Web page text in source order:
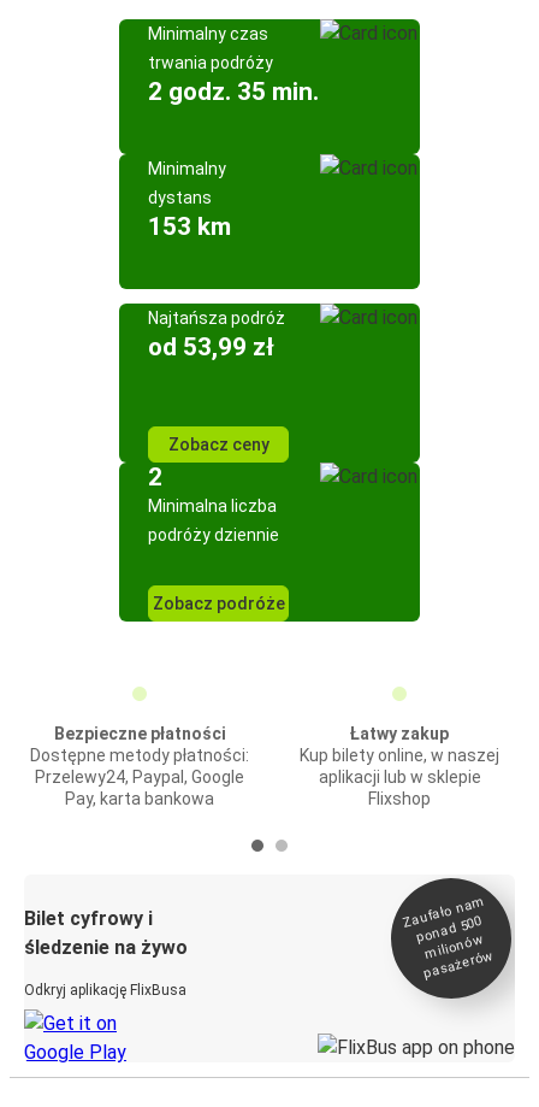
Minimalny czas
trwania podróży
2 godz. 35 min.
Minimalny
dystans
153 km
Najtańsza podróż
od 53,99 zł
Zobacz ceny
2
Minimalna liczba
podróży dziennie
Zobacz podróże
Bezpieczne płatności
Dostępne metody płatności:
Przelewy24, Paypal, Google
Pay, karta bankowa
Łatwy zakup
Kup bilety online, w naszej
aplikacji lub w sklepie
Flixshop
Bilet cyfrowy i
śledzenie na żywo
Odkryj aplikację FlixBusa
Zaufało na
m
ponad 500
milionó
w
pasażeró
w